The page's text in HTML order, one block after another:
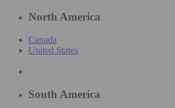
North America
Canada
United States
South America